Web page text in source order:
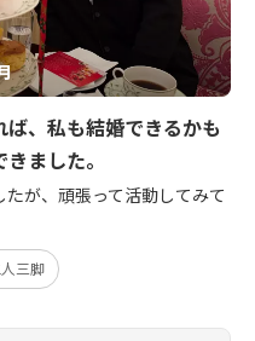
、私も結婚できるかも
ました。
が、頑張って活動してみて
三脚